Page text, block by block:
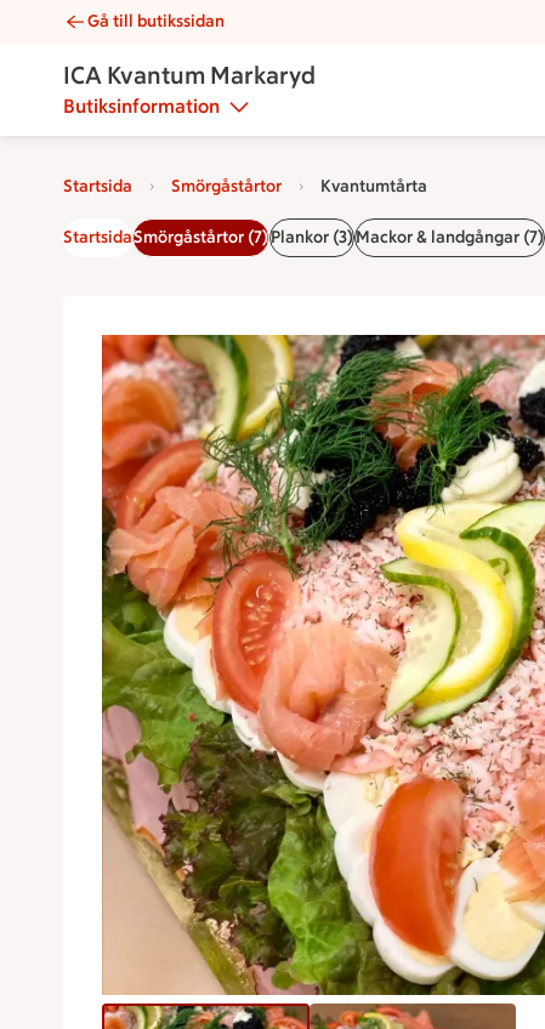
Kvantumtårta | Catering ICA Kvantum Markaryd
Gå till butikssidan
ICA Kvantum Markaryd
Butiksinformation
Startsida Smörgåstårtor Kvantumtårta
StartsidaSmörgåstårtor (7)Plankor (3)Mackor & landgångar (7)